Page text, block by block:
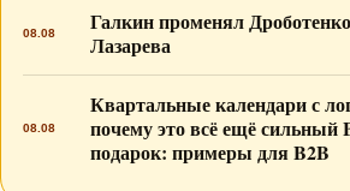
08.08
Галкин променял
Лазарева
08.08
Квартальные календари с
почему это всё ещё сильный
подарок: примеры для B2B